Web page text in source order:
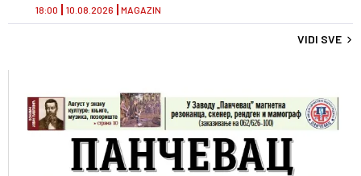
MAGAZIN
18:00 10.08.2026
VIDI SVE